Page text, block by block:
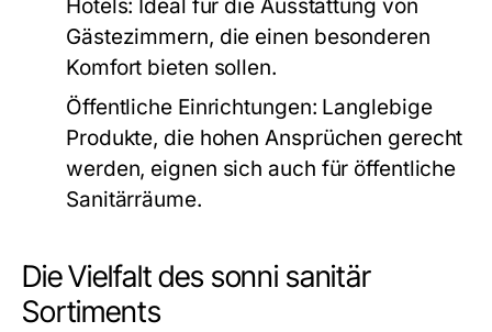
Hotels: Ideal für die Ausstattung von
Gästezimmern, die einen besonderen
Komfort bieten sollen.
Öffentliche Einrichtungen: Langlebige
Produkte, die hohen Ansprüchen gerecht
werden, eignen sich auch für öffentliche
Sanitärräume.
Die Vielfalt des sonni sanitär
Sortiments